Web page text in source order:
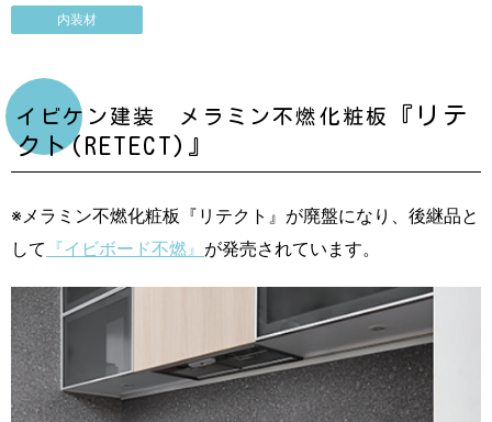
内装材
イビケン建装 メラミン不燃化粧板
『リテ
クト(RETECT)』
※メラミン不燃化粧板『リテクト』が廃盤になり、後継品と
して 『イビボード不燃』 が発売されています。